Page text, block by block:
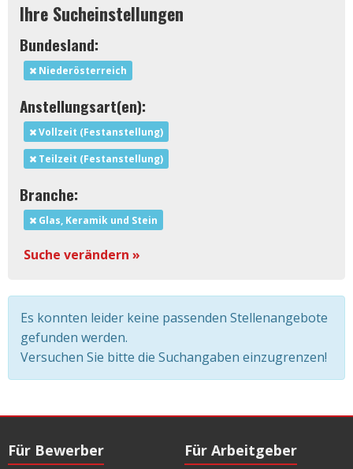
Ihre Sucheinstellungen
Bundesland:
Niederösterreich
Anstellungsart(en):
Vollzeit (Festanstellung)
Teilzeit (Festanstellung)
Branche:
Glas, Keramik und Stein
Suche verändern »
Es konnten leider keine passenden Stellenangebote
gefunden werden.
Versuchen Sie bitte die Suchangaben einzugrenzen!
Für Bewerber Für Arbeitgeber